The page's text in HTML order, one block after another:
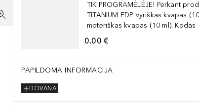
TIK PROGRAMĖLĖJE! Perkant
TITANIUM EDP vyriškas kvapas
moteriškas kvapas (10 ml). Kodas
0,00 €
PAPILDOMA INFORMACIJA
DOVANA